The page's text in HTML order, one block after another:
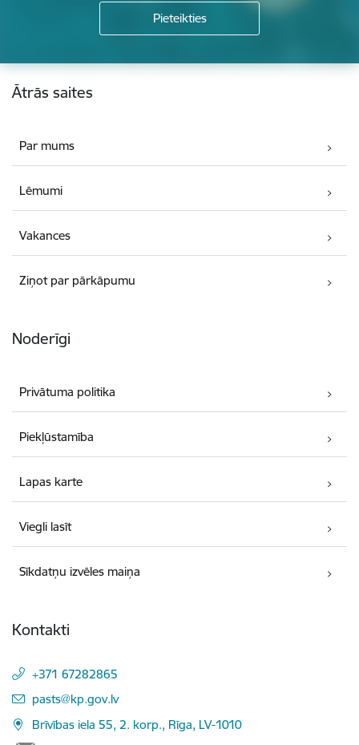
Kājene
Ātrās saites
Par mums
Lēmumi
Vakances
Ziņot par pārkāpumu
Noderīgi
Privātuma politika
Piekļūstamība
Lapas karte
Viegli lasīt
Sīkdatņu izvēles maiņa
Kontakti
+371 67282865
E-pasts:
pasts@kp.gov.lv
Brīvības iela 55, 2. korp., Rīga, LV-1010